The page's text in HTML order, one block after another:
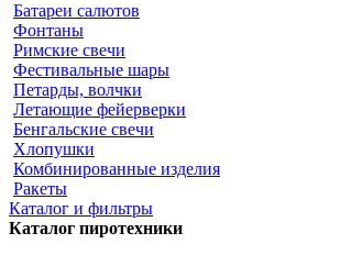
Батареи салютов
Фонтаны
Римские свечи
Фестивальные шары
Петарды, волчки
Летающие фейерверки
Бенгальские свечи
Хлопушки
Комбинированные изделия
Ракеты
Каталог и фильтры
Каталог пиротехники